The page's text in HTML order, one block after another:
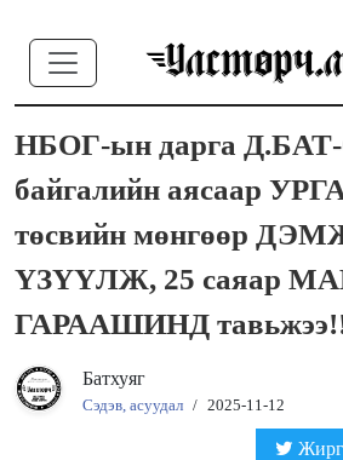
НБОГ-ын дарга
байгалийн аясаар
төсвийн мөнгөөр
ҮЗҮҮЛЖ, 25 саяар
ГАРААШИНД
Батхуяг
Сэдэв, асуудал / 2025-11-12